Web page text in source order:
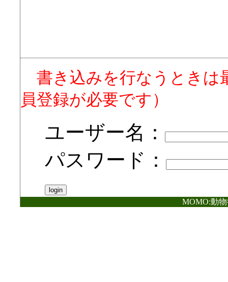
書き込みを行なうときは
員登録が必要です）
ユーザー名：
パスワード：
MOMO:動